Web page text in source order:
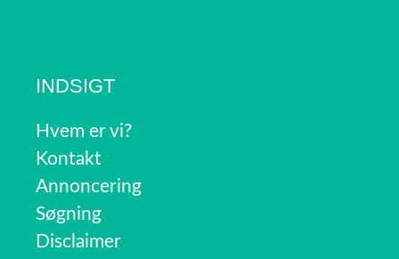
INDSIGT
Hvem er vi?
Kontakt
Annoncering
Søgning
Disclaimer